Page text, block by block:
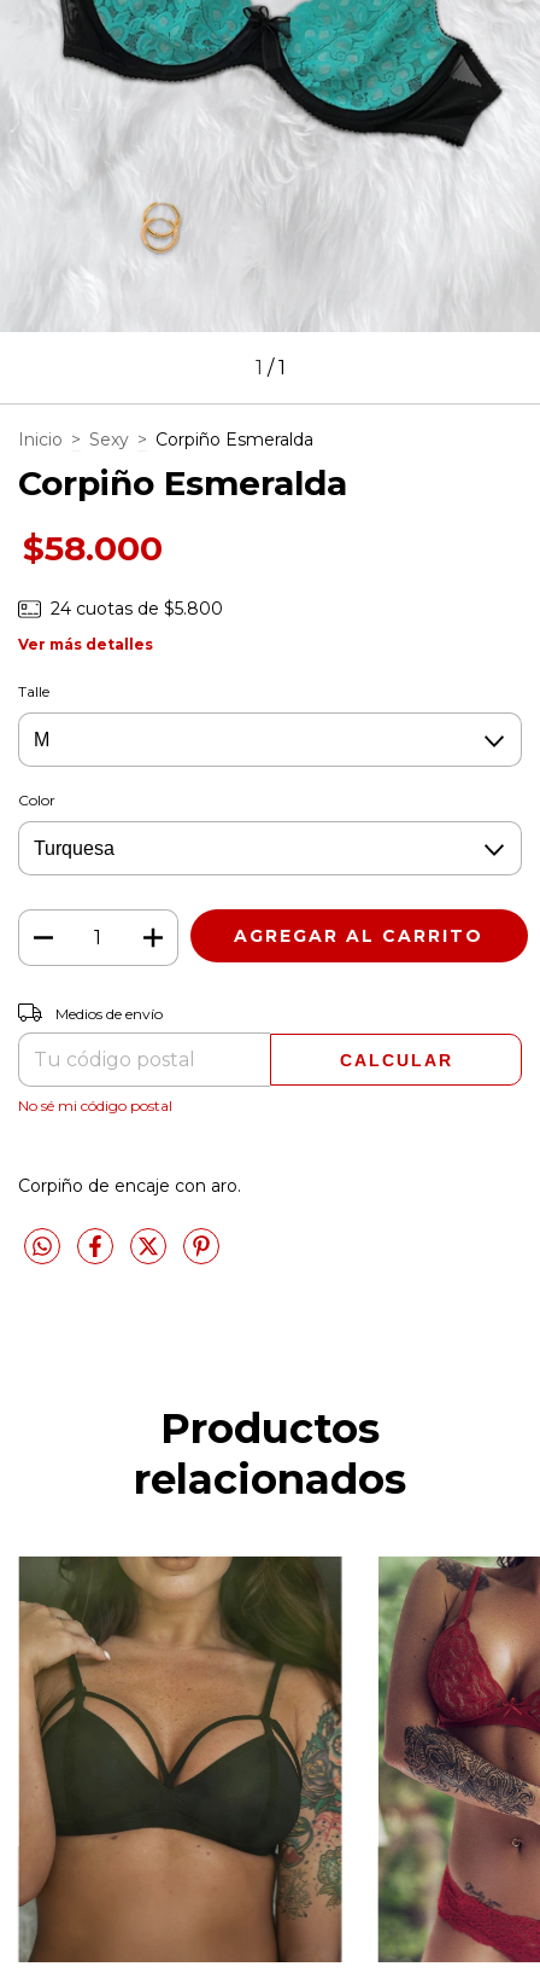
1 /1
Inicio > Sexy > Corpiño Esmeralda
Corpiño Esmeralda
$58.000
24 cuotas de $5.800
Ver más detalles
Talle
Color
Entregas para el CP:
Medios de envío
CALCULAR
No sé mi código postal
Corpiño de encaje con aro.
Productos
relacionados